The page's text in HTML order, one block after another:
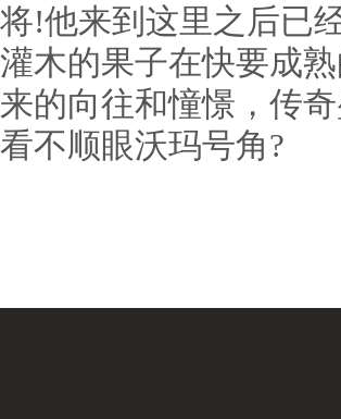
将!他来到这里之后已
灌木的果子在快要成
来的向往和憧憬，传
看不顺眼沃玛号角?